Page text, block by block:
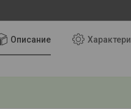
Описание